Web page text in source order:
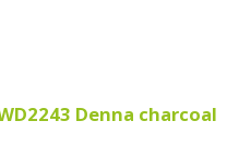
Denna charcoal